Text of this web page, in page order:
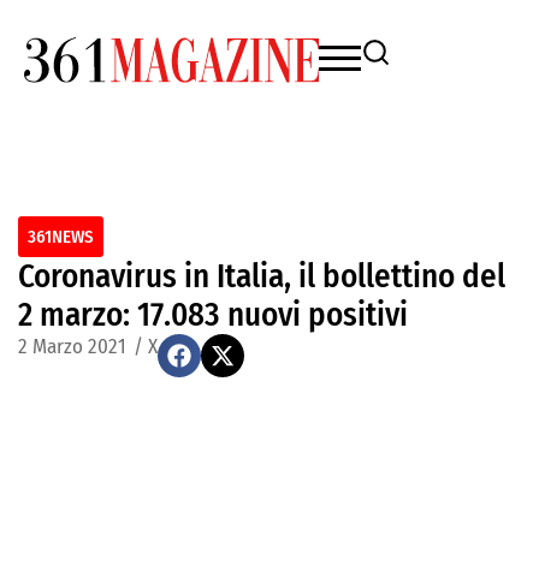
361NEWS
Coronavirus in Italia, il bollettino del
2 marzo: 17.083 nuovi positivi
2 Marzo 2021 / X